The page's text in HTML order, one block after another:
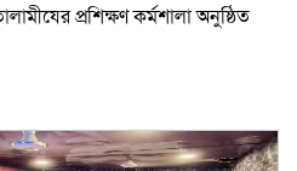
প্রশিক্ষণ কর্মশালা অনুষ্ঠিত